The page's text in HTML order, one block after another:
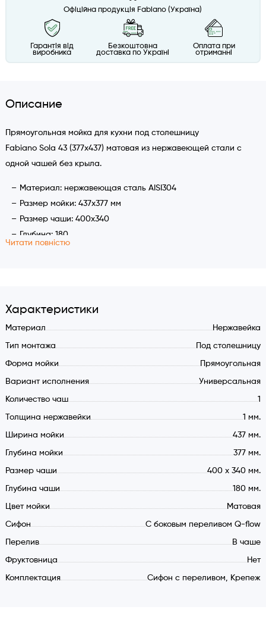
Офіційна продукція Fabiano (Україна)
Гарантія від
виробника
Безкоштовна
доставка по Україні
Оплата при
отриманні
Описание
Прямоугольная мойка для кухни под столешницу
Fabiano Sola 43 (377x437) матовая из нержавеющей стали с
одной чашей без крыла.
Материал: нержавеющая сталь AISI304
Размер мойки: 437х377 мм
Размер чаши: 400х340
Глубина: 180
Читати повністю
Характеристики
Материал Нержавейка
Тип монтажа Под столешницу
Форма мойки Прямоугольная
Вариант исполнения Универсальная
Количество чаш 1
Толщина нержавейки 1 мм.
Ширина мойки 437 мм.
Глубина мойки 377 мм.
Размер чаши 400 x 340 мм.
Глубина чаши 180 мм.
Цвет мойки Матовая
Cифон С боковым переливом Q-flow
Перелив В чаше
Фруктовница Нет
Комплектация Сифон с переливом, Крепеж